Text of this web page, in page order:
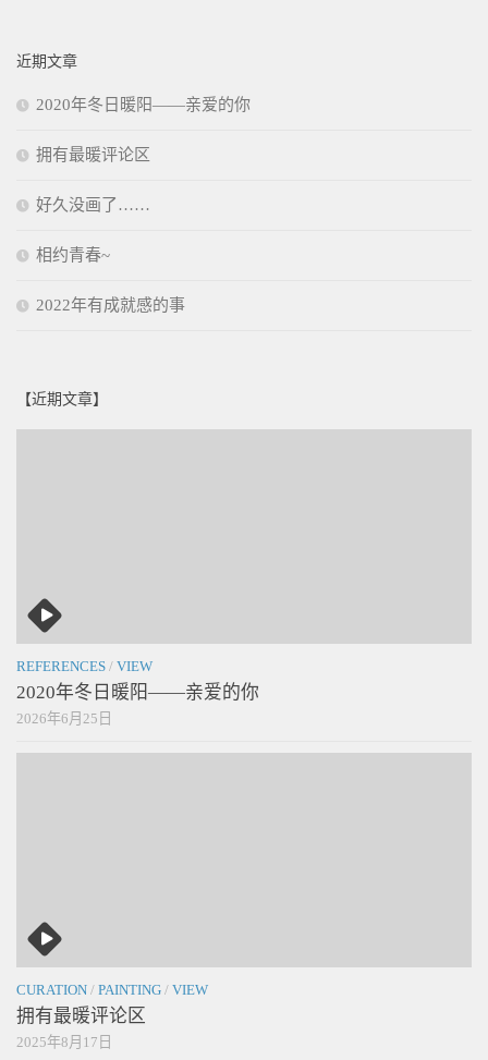
近期文章
2020年冬日暖阳——亲爱的你
拥有最暖评论区
好久没画了……
相约青春~
2022年有成就感的事
【近期文章】
REFERENCES / VIEW
2020年冬日暖阳——亲爱的你
2026年6月25日
CURATION / PAINTING / VIEW
拥有最暖评论区
2025年8月17日